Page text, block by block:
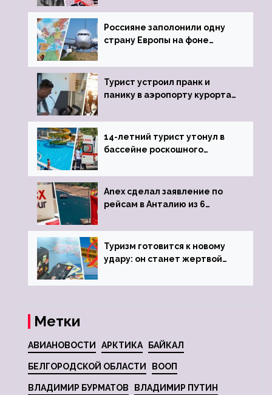
Россияне заполонили одну
страну Европы на фоне
виз
Турист устроил пранк и
панику в аэропорту курорта,
задержке рейса
14-летний турист утонул в
бассейне роскошного
Anex сделал заявление по
рейсам в Анталию из 6
Туризм готовится к новому
удару: он станет жертвой
Метки
АВИАНОВОСТИ АРКТИКА БАЙКАЛ
БЕЛГОРОДСКОЙ ОБЛАСТИ ВООП
ВЛАДИМИР БУРМАТОВ ВЛАДИМИР ПУТИН